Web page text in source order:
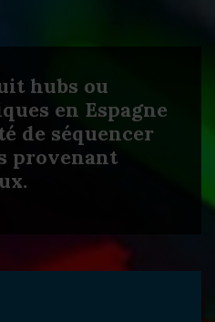
hubs ou
en Espagne
de séquencer
provenant